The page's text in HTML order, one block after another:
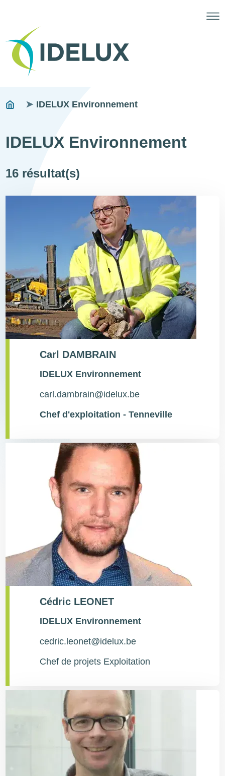
Fils
You
IDELUX Environnement
IDELUX Environnement
16 résultat(s)
Carl DAMBRAIN
Type
contact
IDELUX Environnement
carl.dambrain@idelux.be
Chef d'exploitation - Tenneville
Cédric LEONET
Type
contact
IDELUX Environnement
cedric.leonet@idelux.be
Chef de projets Exploitation